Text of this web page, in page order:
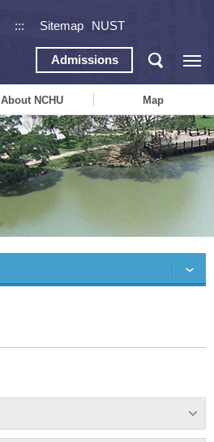
::: Sitemap NUST
Admissions
About NCHU Map